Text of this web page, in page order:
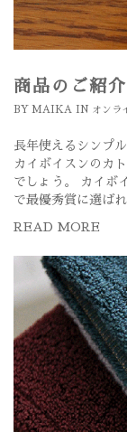
商品のご紹
BY MAIKA IN オンラ
長年使えるシンプ
カイボイスンのカ
でしょう。 カイボ
で最優秀賞に選ば
READ MORE